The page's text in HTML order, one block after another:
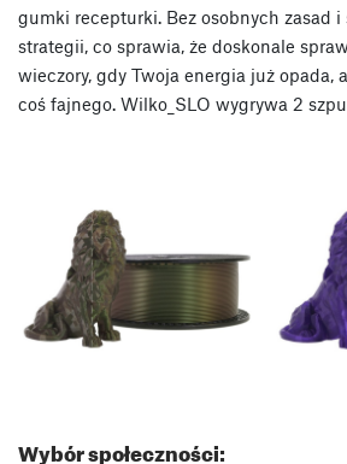
gumki recepturki. Bez osobnych zasad
strategii, co sprawia, że doskonale
wieczory, gdy Twoja energia już opada,
coś fajnego. Wilko_SLO wygrywa 2
Wybór społeczności: